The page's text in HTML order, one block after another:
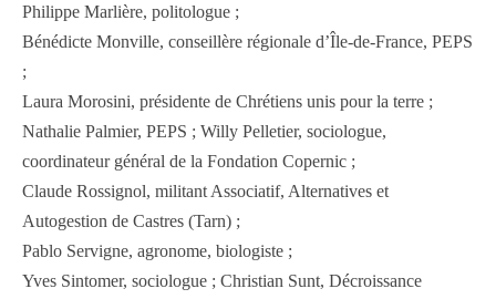
Philippe Marlière, politologue ;
Bénédicte Monville, conseillère régionale d’Île-de-France, PEPS
;
Laura Morosini, présidente de Chrétiens unis pour la terre ;
Nathalie Palmier, PEPS ; Willy Pelletier, sociologue,
coordinateur général de la Fondation Copernic ;
Claude Rossignol, militant Associatif, Alternatives et
Autogestion de Castres (Tarn) ;
Pablo Servigne, agronome, biologiste ;
Yves Sintomer, sociologue ; Christian Sunt, Décroissance